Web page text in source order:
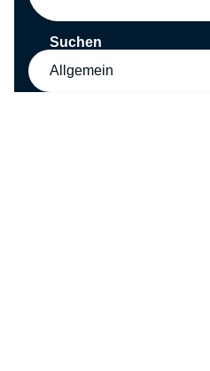
Suchen
Allgemein